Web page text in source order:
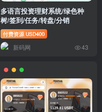
多语言投资理财系统/绿色种
树/签到/任务/转盘/分销
付费资源 USD400
新码网 43